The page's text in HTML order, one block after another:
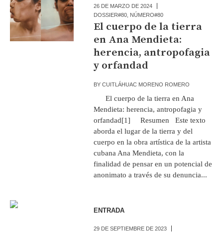
26 DE MARZO DE 2024
DOSSIER#80 NÚMERO#80
El cuerpo de la tierra
en Ana Mendieta:
herencia, antropofagia
y orfandad
BYCUITLÁHUAC MORENO ROMERO
El cuerpo de la tierra en Ana
Mendieta: herencia, antropofagia y
orfandad[1] Resumen Este texto
aborda el lugar de la tierra y del
cuerpo en la obra artística de la artista
cubana Ana Mendieta, con la
finalidad de pensar en un potencial de
anonimato a través de su denuncia...
ENTRADA
29 DE SEPTIEMBRE DE 2023